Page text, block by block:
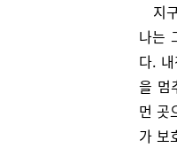
지
나는
다.
을 멈
먼 곳
가 보